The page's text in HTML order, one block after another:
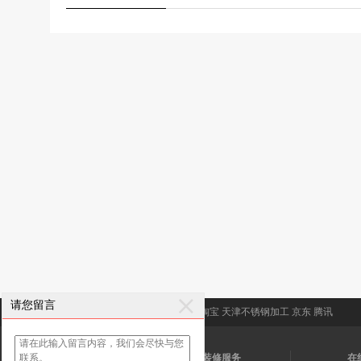
友情链接: 淘宝 天津不锈钢加工 京东 腾讯
装修服务 在
请您留言